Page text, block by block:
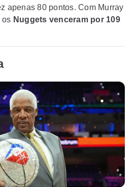
apenas 80 pontos. Com Murray
os Nuggets venceram por 109